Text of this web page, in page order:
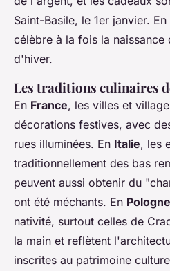
Saint-Basile, le 1er janvier. En
célèbre à la fois la naissance
d'hiver.
Les traditions culinaires
En France, les villes et
décorations festives, avec
rues illuminées. En Italie, les
traditionnellement des bas
peuvent aussi obtenir du
ont été méchants. En Pologne
nativité, surtout celles de
la main et reflètent
inscrites au patrimoine